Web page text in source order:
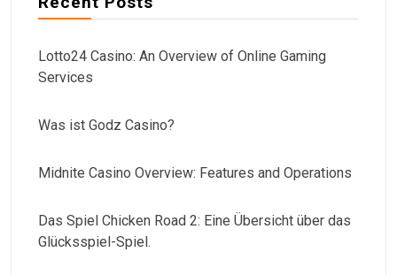
Lotto24 Casino: An Overview of Online Gaming
Services
Was ist Godz Casino?
Midnite Casino Overview: Features and Operations
Das Spiel Chicken Road 2: Eine Übersicht über das
Glücksspiel-Spiel.